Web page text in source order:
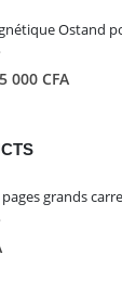
:
CFA.
000 CFA.
Le
:
CFA.
5 000 CFA
000 CFA.